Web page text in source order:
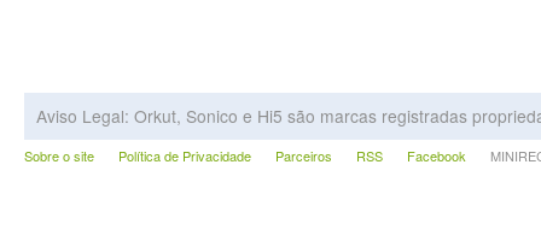
Aviso Legal: Orkut, Sonico e Hi5 são marcas registradas
Sobre o site Política de Privacidade Parceiros RSS Facebook